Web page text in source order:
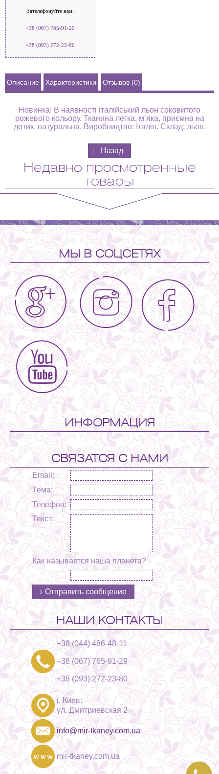
Зателефонуйте нам:
+38 (067) 765-91-29
+38 (093) 272-23-80
Описание Характеристики Отзывов (0)
Новинка! В наявності італійський льон соковитого
рожевого кольору. Тканина легка, мʼяка, приємна на
дотик, натуральна. Виробництво: Італія. Склад: льон.
Недавно просмотренные
товары
МЫ В СОЦСЕТЯХ
ИНФОРМАЦИЯ
СВЯЗАТСЯ С НАМИ
Email:
Тема:
Телефон:
Текст:
Как называется наша планета?
НАШИ КОНТАКТЫ
+38 (044) 486-48-11
+38 (067) 765-91-29
+38 (093) 272-23-80
г. Киев:
ул. Дмитриевская 2
info@mir-tkaney.com.ua
mir-tkaney.com.ua